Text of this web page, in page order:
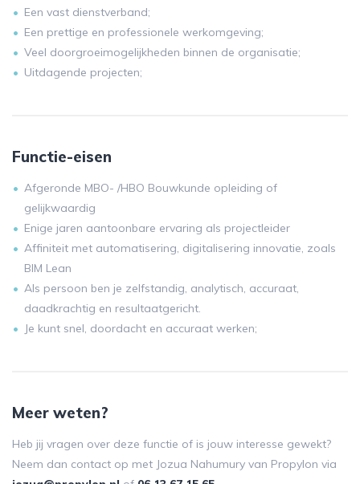
Een vast dienstverband;
Een prettige en professionele werkomgeving;
Veel doorgroeimogelijkheden binnen de organisatie;
Uitdagende projecten;
Functie-eisen
Afgeronde MBO- /HBO Bouwkunde opleiding of
gelijkwaardig
Enige jaren aantoonbare ervaring als projectleider
Affiniteit met automatisering, digitalisering innovatie, zoals
BIM Lean
Als persoon ben je zelfstandig, analytisch, accuraat,
daadkrachtig en resultaatgericht.
Je kunt snel, doordacht en accuraat werken;
Meer weten?
Heb jij vragen over deze functie of is jouw interesse gewekt?
Neem dan contact op met Jozua Nahumury van Propylon via